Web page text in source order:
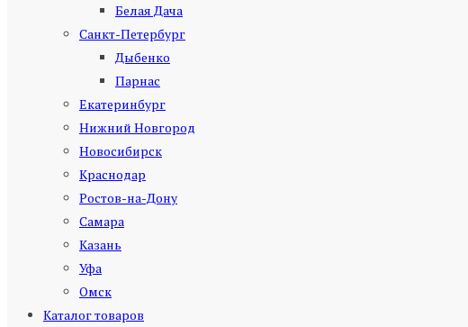
Белая Дача
Санкт-Петербург
Дыбенко
Парнас
Екатеринбург
Нижний Новгород
Новосибирск
Краснодар
Ростов-на-Дону
Самара
Казань
Уфа
Омск
Каталог товаров